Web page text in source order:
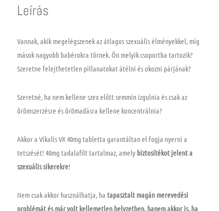
Leírás
Vannak, akik megelégszenek az átlagos szexuális élményekkel, míg
mások nagyobb babérokra törnek. Ön melyik csoportba tartozik?
Szeretne felejthetetlen pillanatokat átélni és okozni párjának?
Szeretné, ha nem kellene szex előtt semmin izgulnia és csak az
örömszerzésre és örömadásra kellene koncentrálnia?
Akkor a Vikalis VX 40mg tabletta garantáltan el fogja nyerni a
tetszését! 40mg tadalafilt tartalmaz, amely biztosítékot jelent a
szexuális sikerekre!
Nem csak akkor használhatja, ha tapasztalt magán merevedési
problémát és már volt kellemetlen helyzetben, hanem akkor is, ha